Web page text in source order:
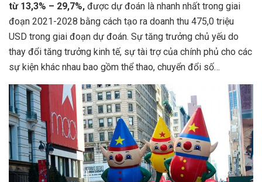
từ 13,3% – 29,7%, được dự đoán là nhanh nhất trong giai
đoạn 2021-2028 bằng cách tạo ra doanh thu 475,0 triệu
USD trong giai đoạn dự đoán. Sự tăng trưởng chủ yếu do
thay đổi tăng trưởng kinh tế, sự tài trợ của chính phủ cho các
sự kiện khác nhau bao gồm thể thao, chuyển đổi số…